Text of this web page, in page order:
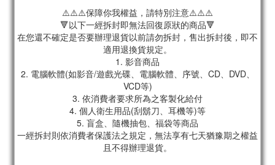
⚠️⚠️⚠️保障你我權益，請特別注意⚠️⚠️⚠️
🔻以下一經拆封即無法回復原狀的商品🔻
在您還不確定是否要辦理退貨以前請勿拆封，售出拆封後，即不
適用退換貨規定。
1. 影音商品
2. 電腦軟體(如影音/遊戲光碟、電腦軟體、序號、CD、DVD、
VCD等)
3. 依消費者要求所為之客製化給付
4. 個人衛生用品(刮鬍刀、耳機等)等
5. 盲盒、隨機抽包、福袋等商品
一經拆封則依消費者保護法之規定，無法享有七天猶豫期之權益
且不得辦理退貨。